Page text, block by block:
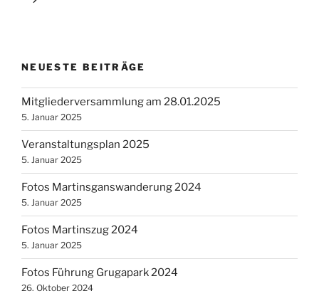
NEUESTE BEITRÄGE
Mitgliederversammlung am 28.01.2025
5. Januar 2025
Veranstaltungsplan 2025
5. Januar 2025
Fotos Martinsganswanderung 2024
5. Januar 2025
Fotos Martinszug 2024
5. Januar 2025
Fotos Führung Grugapark 2024
26. Oktober 2024